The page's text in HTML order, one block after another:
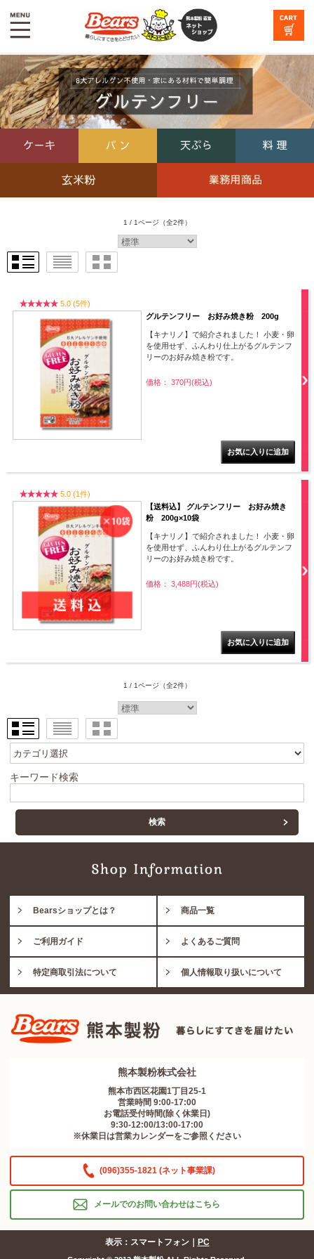
1 / 1ページ （全2件）
5.0 (5件)
グルテンフリー お好み焼き粉 200g
【キナリノ】で紹介されました！ 小麦・卵
を使用せず、ふんわり仕上がるグルテンフ
リーのお好み焼き粉です。
価格： 370円(税込)
5.0 (1件)
【送料込】 グルテンフリー お好み焼き
粉 200g×10袋
【キナリノ】で紹介されました！ 小麦・卵
を使用せず、ふんわり仕上がるグルテンフ
リーのお好み焼き粉です。
価格： 3,488円(税込)
1 / 1ページ （全2件）
キーワード検索
Bearsショップとは？ 商品一覧
ご利用ガイド よくあるご質問
特定商取引法について 個人情報取り扱いについて
熊本製粉株式会社
熊本市西区花園1丁目25-1
営業時間 9:00-17:00
お電話受付時間(除く休業日)
9:30-12:00/13:00-17:00
※休業日は営業カレンダーをご参照ください
(096)355-1821 (ネット事業課)
メールでのお問い合わせはこちら
表示：スマートフォン｜ PC